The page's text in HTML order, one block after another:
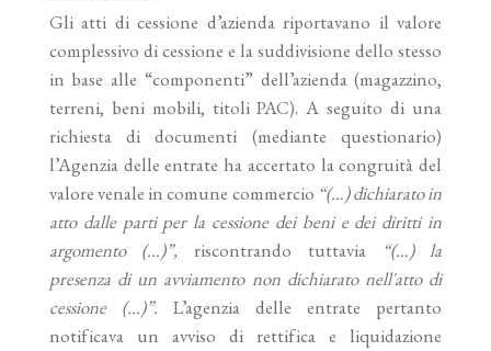
Gli atti di cessione d’azienda riportavano il valore
complessivo di cessione e la suddivisione dello stesso
in base alle “componenti” dell’azienda (magazzino,
terreni, beni mobili, titoli PAC). A seguito di una
richiesta di documenti (mediante questionario)
l’Agenzia delle entrate ha accertato la congruità del
valore venale in comune commercio “(…) dichiarato in
atto dalle parti per la cessione dei beni e dei diritti in
argomento (…)”, riscontrando tuttavia
“(…) la
presenza di un avviamento non dichiarato nell'atto di
cessione (…)”. L’agenzia delle entrate pertanto
notificava un avviso di rettifica e liquidazione